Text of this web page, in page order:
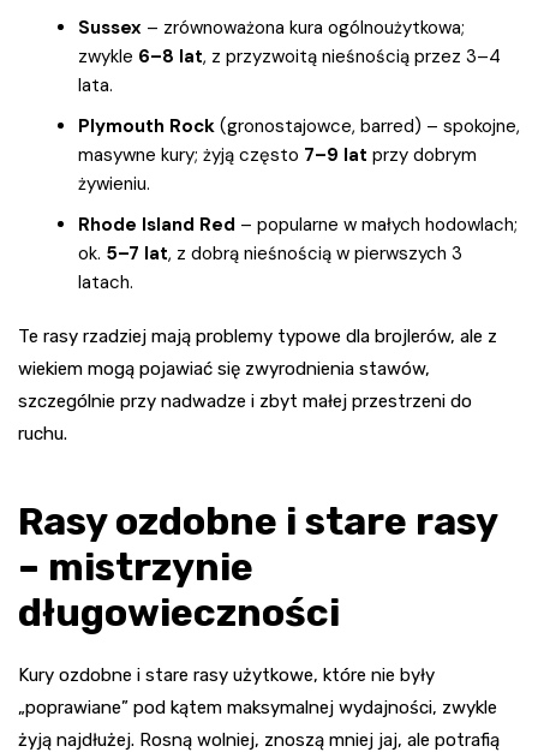
Sussex – zrównoważona kura ogólnoużytkowa;
zwykle 6–8 lat, z przyzwoitą nieśnością przez 3–4
lata.
Plymouth Rock (gronostajowce, barred) – spokojne,
masywne kury; żyją często 7–9 lat przy dobrym
żywieniu.
Rhode Island Red – popularne w małych hodowlach;
ok. 5–7 lat, z dobrą nieśnością w pierwszych 3
latach.
Te rasy rzadziej mają problemy typowe dla brojlerów, ale z
wiekiem mogą pojawiać się zwyrodnienia stawów,
szczególnie przy nadwadze i zbyt małej przestrzeni do
ruchu.
Rasy ozdobne i stare rasy
– mistrzynie
długowieczności
Kury ozdobne i stare rasy użytkowe, które nie były
„poprawiane” pod kątem maksymalnej wydajności, zwykle
żyją najdłużej. Rosną wolniej, znoszą mniej jaj, ale potrafią